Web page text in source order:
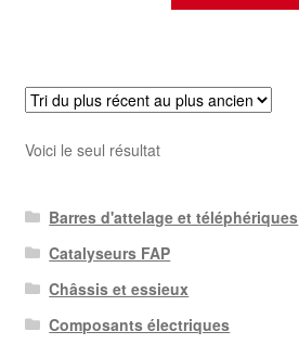
Voici le seul résultat
Barres d'attelage et téléphériques
Catalyseurs FAP
Châssis et essieux
Composants électriques